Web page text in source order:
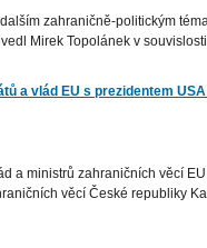
dalším zahraničně-politickým
Mirek Topolánek v
a vlád EU s prezidentem USA
a ministrů zahraničních věcí
věcí České republiky